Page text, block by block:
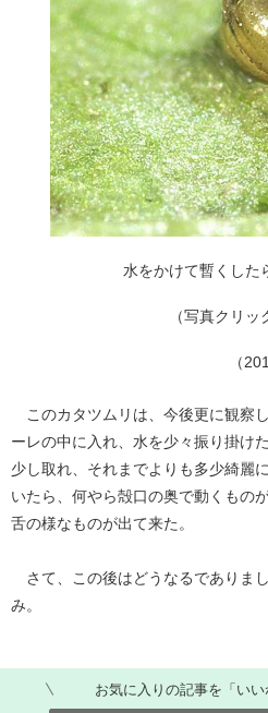
水をかけて暫くした
（写真クリッ
（
このカタツムリは、今後更に観察
ーレの中に入れ、水を少々振り掛け
少し取れ、それまでよりも多少綺麗
いたら、何やら殻口の奥で動くもの
舌の様なものが出て来た。
さて、この後はどうなるでありま
み。
お気に入りの記事を「い